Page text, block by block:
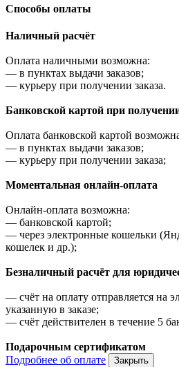
Cпособы оплаты
Наличный расчёт
Оплата наличными возможна:
— в пунктах выдачи заказов;
— курьеру при получении заказа.
Банковской картой при
Оплата банковской картой
— в пунктах выдачи заказов;
— курьеру при получении заказа;
Моментальная онлайн-оплата
Онлайн-оплата возможна:
— банковской картой;
— через электронные кошельки
кошелек и др.);
Безналичный расчёт для
— счёт на оплату отправляется на
указанную в заказе;
— счёт действителен в течение 5
Подарочным сертификатом
Подробнее об оплате
Закрыть